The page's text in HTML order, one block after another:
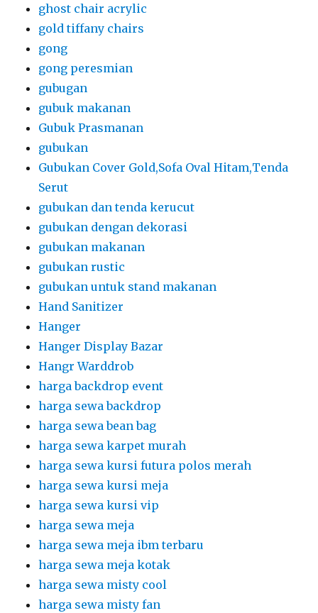
ghost chair acrylic
gold tiffany chairs
gong
gong peresmian
gubugan
gubuk makanan
Gubuk Prasmanan
gubukan
Gubukan Cover Gold,Sofa Oval Hitam,Tenda
Serut
gubukan dan tenda kerucut
gubukan dengan dekorasi
gubukan makanan
gubukan rustic
gubukan untuk stand makanan
Hand Sanitizer
Hanger
Hanger Display Bazar
Hangr Warddrob
harga backdrop event
harga sewa backdrop
harga sewa bean bag
harga sewa karpet murah
harga sewa kursi futura polos merah
harga sewa kursi meja
harga sewa kursi vip
harga sewa meja
harga sewa meja ibm terbaru
harga sewa meja kotak
harga sewa misty cool
harga sewa misty fan